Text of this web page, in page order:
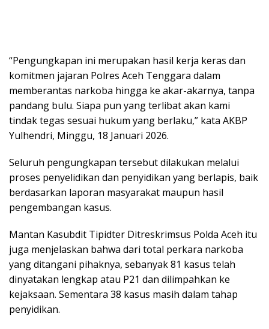
“Pengungkapan ini merupakan hasil kerja keras dan
komitmen jajaran Polres Aceh Tenggara dalam
memberantas narkoba hingga ke akar-akarnya, tanpa
pandang bulu. Siapa pun yang terlibat akan kami
tindak tegas sesuai hukum yang berlaku,” kata AKBP
Yulhendri, Minggu, 18 Januari 2026.
Seluruh pengungkapan tersebut dilakukan melalui
proses penyelidikan dan penyidikan yang berlapis, baik
berdasarkan laporan masyarakat maupun hasil
pengembangan kasus.
Mantan Kasubdit Tipidter Ditreskrimsus Polda Aceh itu
juga menjelaskan bahwa dari total perkara narkoba
yang ditangani pihaknya, sebanyak 81 kasus telah
dinyatakan lengkap atau P21 dan dilimpahkan ke
kejaksaan. Sementara 38 kasus masih dalam tahap
penyidikan.